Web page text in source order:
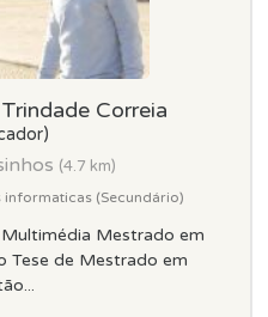
Correia
(4.7 km)
(Secundário)
Mestrado em
Tese de Mestrado em